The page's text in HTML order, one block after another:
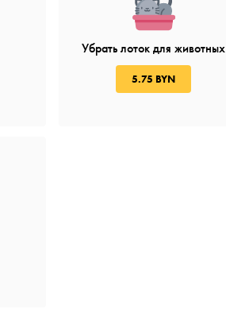
Убрать лоток для животных
5.75 BYN